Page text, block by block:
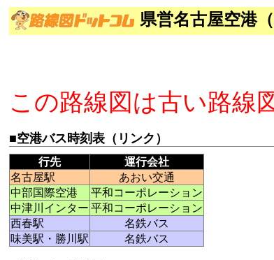
県営名古屋空港
この路線図は古い路線
■空港バス時刻表（リンク）
行先
運行会社
名古屋駅
あおい交通
中部国際空港
平和コーポレーション
中津川インター 平和コーポレーション
西春駅
名鉄バス
味美駅・勝川駅
名鉄バス